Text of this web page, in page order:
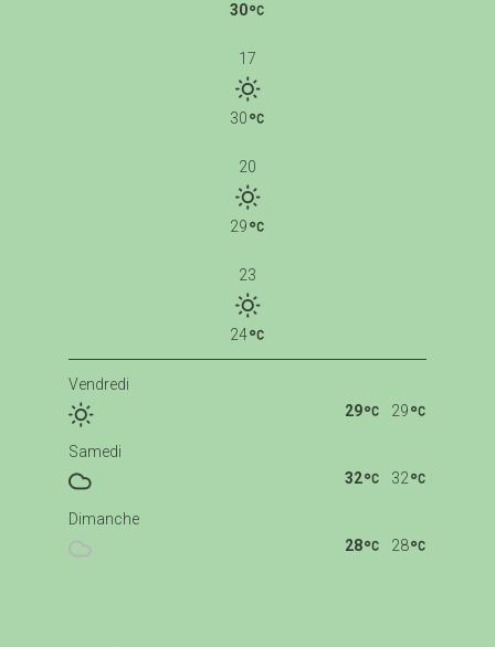
30
17
30
20
29
23
24
Vendredi
29
29
Samedi
32
32
Dimanche
28
28